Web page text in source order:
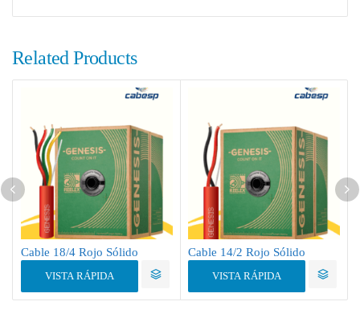
Related Products
Cable 18/4 Rojo Sólido
VISTA RÁPIDA
Cable 14/2 Rojo Sólido
VISTA RÁPIDA